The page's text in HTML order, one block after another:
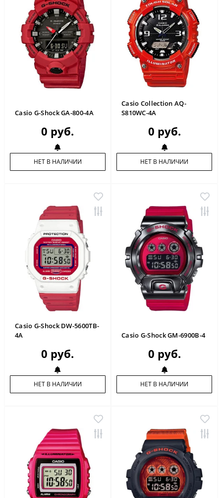
Casio G-Shock GA-800-4A
0 руб.
НЕТ В НАЛИЧИИ
Casio Collection AQ-
S810WC-4A
0 руб.
НЕТ В НАЛИЧИИ
Casio G-Shock DW-5600TB-
4A
0 руб.
НЕТ В НАЛИЧИИ
Casio G-Shock GM-6900B-4
0 руб.
НЕТ В НАЛИЧИИ